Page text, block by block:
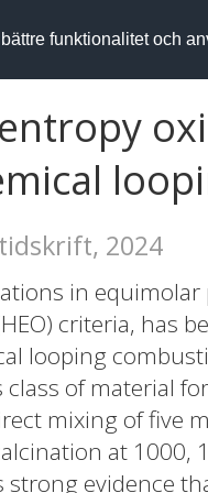
funktionalitet och
2024
in
criteria, has
looping
of material
mixing of five
at 1000,
evidence